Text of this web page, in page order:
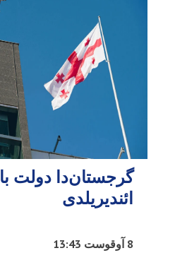
گرجستان‌دا دولت
ائندیریلدی
8 آوقوست 13:43